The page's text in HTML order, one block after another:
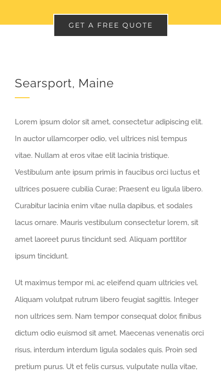
GET A FREE QUOTE
Searsport, Maine
Lorem ipsum dolor sit amet, consectetur adipiscing elit.
In auctor ullamcorper odio, vel ultrices nisl tempus
vitae. Nullam at eros vitae elit lacinia tristique.
Vestibulum ante ipsum primis in faucibus orci luctus et
ultrices posuere cubilia Curae; Praesent eu ligula libero.
Curabitur lacinia enim vitae nulla dapibus, et sodales
lacus ornare. Mauris vestibulum consectetur lorem, sit
amet laoreet purus tincidunt sed. Aliquam porttitor
ipsum tincidunt.
Ut maximus tempor mi, ac eleifend quam ultricies vel.
Aliquam volutpat rutrum libero feugiat sagittis. Integer
non ultrices sem. Nam tempor consequat dolor, finibus
dictum odio euismod sit amet. Maecenas venenatis orci
risus, interdum interdum ligula sodales quis. Proin sed
pretium purus. Ut et felis cursus, vulputate nulla vitae,